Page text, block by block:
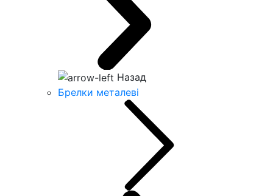
Назад
Брелки металеві